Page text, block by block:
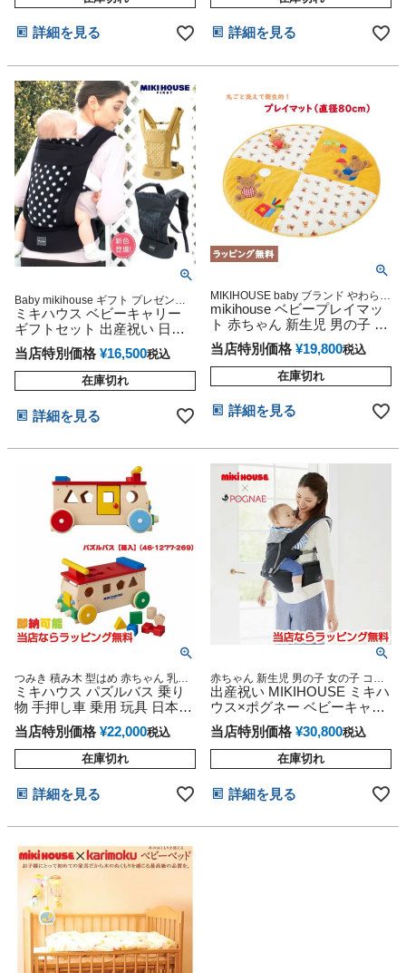
詳細を見る
ビー お父さん お母さん クリ
スマス ハロウィン バレンタ
イン 七五三 初節句 子供の日
句 ひな祭り
詳細を見る
Baby mikihouse ギフト プレゼント
ラッピング
ミキハウス ベビーキャリー
ギフトセット 出産祝い 日本
製 人気 可愛い お洒落
当店特別価格 ¥16,500税込
在庫切れ
詳細を見る
MIKIHOUSE baby ブランド やわらか
なパステルイエローとミキハウスベ
ア柄のベビープレイマット 直径
80cm ベビーグッズ 出産準備 出産記
念 出産祝い 贈り物 プレゼント
mikihouse ベビープレイマッ
ト 赤ちゃん 新生児 男の子 女
の子 出産祝い人気 流行 可愛
い ぬいぐるみ プレゼント ベ
ビーマット ベビーグッズ フ
ロアマット ラグマット ミキ
ハウス 専門
当店特別価格 ¥19,800税込
在庫切れ
詳細を見る
つみき 積み木 型はめ 赤ちゃん 乳幼
児 男の子 女の子 ベビーグッズ プレ
ゼント 贈り物 話題 専門
ミキハウス パズルバス 乗り
物 手押し車 乗用 玩具 日本製
出産祝い 知育 遊び 木馬 木製
当店特別価格 ¥22,000税込
在庫切れ
詳細を見る
赤ちゃん 新生児 男の子 女の子 コラ
ボ ギフトセット ベビーグッズ ラッ
ピング 抱っこ紐 抱っこ おんぶ 前向
き 対面 SG認証 送料無料
出産祝い MIKIHOUSE ミキハ
ウス×ポグネー ベビーキャリ
ア
当店特別価格 ¥30,800税込
在庫切れ
詳細を見る